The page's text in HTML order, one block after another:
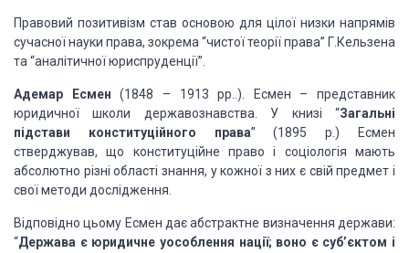
Правовий позитивізм став основою для цілої низки напрямів
сучасної науки права, зокрема “чистої теорії права” Г.Кельзена
та “аналітичної юриспруденції”.
Адемар Есмен (1848 – 1913 рр..). Есмен – представник
юридичної школи державознавства. У книзі “Загальні
підстави конституційного права” (1895 р.) Есмен
стверджував, що конституційне право і соціологія мають
абсолютно різні області знання, у кожної з них є свій предмет і
свої методи дослідження.
Відповідно цьому Есмен дає абстрактне визначення держави:
“Держава є юридичне уособлення нації; воно є суб’єктом і